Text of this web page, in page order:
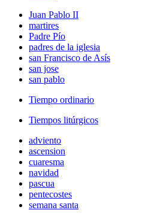
Juan Pablo II
martires
Padre Pío
padres de la iglesia
san Francisco de Asís
san jose
san pablo
Tiempo ordinario
Tiempos litúrgicos
adviento
ascension
cuaresma
navidad
pascua
pentecostes
semana santa